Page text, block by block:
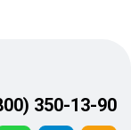
350-13-90